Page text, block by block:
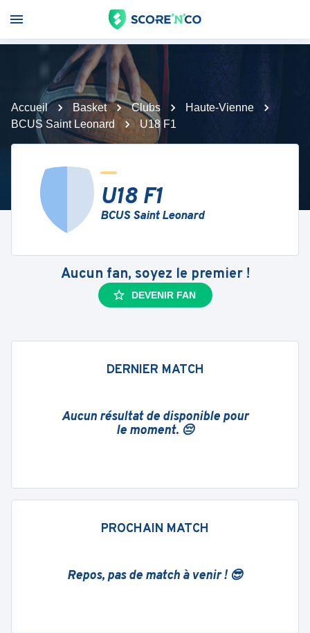
Accueil Basket Clubs
Haute-Vienne
BCUS Saint Leonard
U18 F1
U18 F1
BCUS Saint Leonard
Aucun fan, soyez le premier !
DEVENIR FAN
DERNIER MATCH
Aucun résultat de disponible pour
le moment. 😔
PROCHAIN MATCH
Repos, pas de match à venir ! 😎